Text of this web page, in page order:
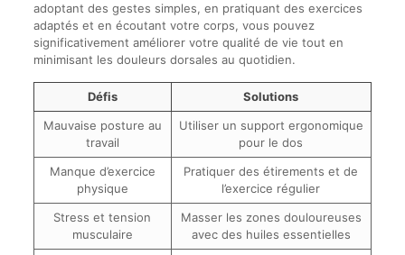
adoptant des gestes simples, en pratiquant des exercices
adaptés et en écoutant votre corps, vous pouvez
significativement améliorer votre qualité de vie tout en
minimisant les douleurs dorsales au quotidien.
Défis
Solutions
Mauvaise posture au
travail
Utiliser un support ergonomique
pour le dos
Manque d’exercice
physique
Pratiquer des étirements et de
l’exercice régulier
Stress et tension
musculaire
Masser les zones douloureuses
avec des huiles essentielles